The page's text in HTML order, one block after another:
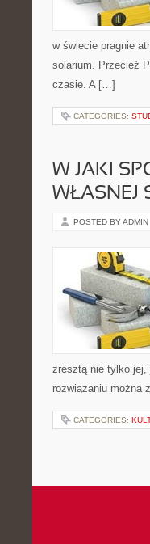
w świecie pragnie
solarium. Przecież
czasie. A […]
CATEGORIES:
W JAKI
WŁASNEJ
POSTED BY ADMIN
zresztą nie tylko jej,
rozwiązaniu można
CATEGORIES: